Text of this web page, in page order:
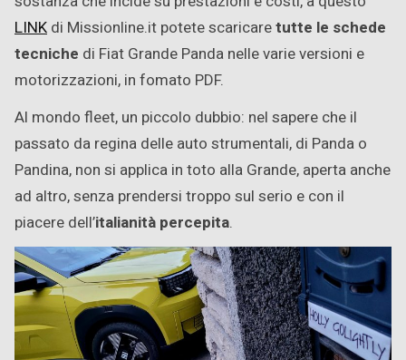
LINK di Missionline.it potete scaricaretutte le schede
tecniche di Fiat Grande Panda nelle varie versioni e
motorizzazioni, in fomato PDF.
Al mondo fleet, un piccolo dubbio: nel sapere che il
passato da regina delle auto strumentali, di Panda o
Pandina, non si applica in toto alla Grande, aperta anche
ad altro, senza prendersi troppo sul serio e con il
piacere dell’italianità percepita.